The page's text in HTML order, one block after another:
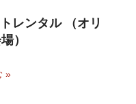
レンタル （オリ
）
»